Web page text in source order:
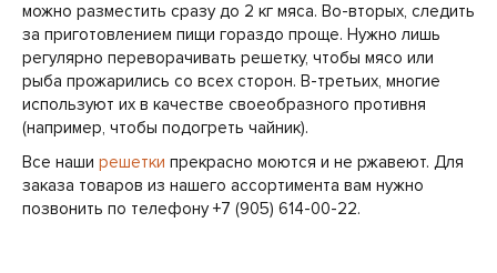
можно разместить сразу до 2 кг мяса. Во-вторых, следить
за приготовлением пищи гораздо проще. Нужно лишь
регулярно переворачивать решетку, чтобы мясо или
рыба прожарились со всех сторон. В-третьих, многие
используют их в качестве своеобразного противня
(например, чтобы подогреть чайник).
Все наши решетки прекрасно моются и не ржавеют. Для
заказа товаров из нашего ассортимента вам нужно
позвонить по телефону +7 (905) 614-00-22.